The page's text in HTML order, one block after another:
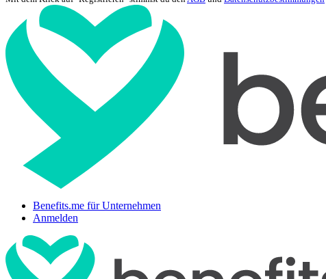
Benefits.me für Unternehmen
Anmelden